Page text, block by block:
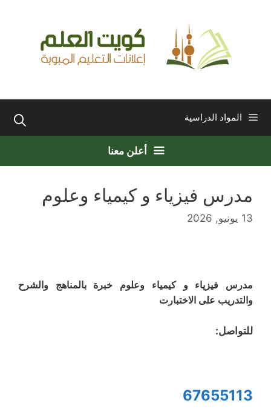
المواد الدراسية
أعلن معنا
مدرس فيزياء و كيمياء وعلوم
13 يونيو, 2026
مدرس فيزياء و كيمياء وعلوم خبرة بالمناهج والشرح
والتدريب على الاختبارت
للتواصل:
67655113